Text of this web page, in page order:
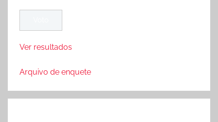
Ver resultados
Arquivo de enquete